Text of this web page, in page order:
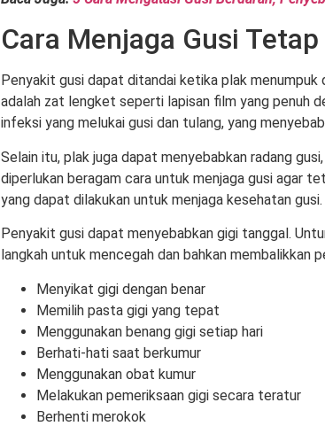
Cara Menjaga Gusi
Penyakit gusi dapat ditandai ketika plak menumpuk
adalah zat lengket seperti lapisan film yang penuh
infeksi yang melukai gusi dan tulang, yang
Selain itu, plak juga dapat menyebabkan radang
diperlukan beragam cara untuk menjaga gusi agar
yang dapat dilakukan untuk menjaga kesehatan gusi.
Penyakit gusi dapat menyebabkan gigi tanggal.
langkah untuk mencegah dan bahkan membalikkan
Menyikat gigi dengan benar
Memilih pasta gigi yang tepat
Menggunakan benang gigi setiap hari
Berhati-hati saat berkumur
Menggunakan obat kumur
Melakukan pemeriksaan gigi secara teratur
Berhenti merokok